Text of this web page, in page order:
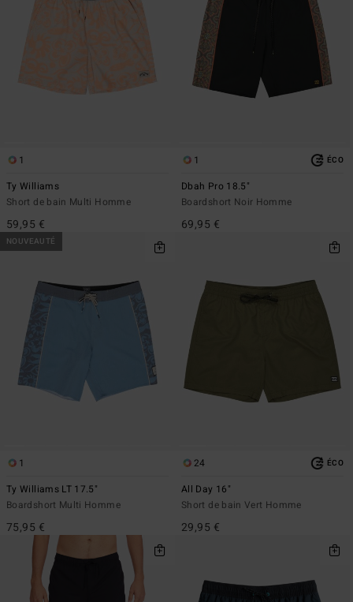
1
Ty Williams
Short de bain Multi Homme
59,95 €
1 ÉCO
Dbah Pro 18.5"
Boardshort Noir Homme
69,95 €
NOUVEAUTÉ
1
Ty Williams LT 17.5"
Boardshort Multi Homme
75,95 €
24 ÉCO
All Day 16"
Short de bain Vert Homme
29,95 €